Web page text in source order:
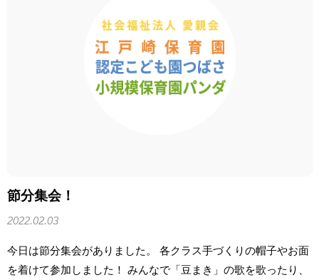
節分集会！
2022.02.03
今日は節分集会がありました。 各クラス手づくりの帽子やお面
を着けて参加しました！ みんなで「豆まき」の歌を歌ったり、